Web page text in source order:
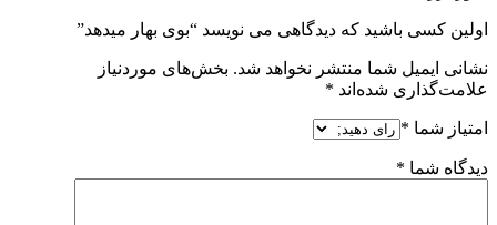
اولین کسی باشید که دیدگاهی می نویسد “بوی بهار میدهد”
نشانی ایمیل شما منتشر نخواهد شد. بخش‌های موردنیاز
علامت‌گذاری شده‌اند *
امتیاز شما *
دیدگاه شما *